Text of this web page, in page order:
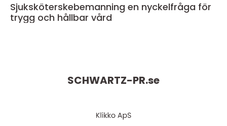
Sjuksköterskebemanning en nyckelfråga för
trygg och hållbar vård
SCHWARTZ-PR.se